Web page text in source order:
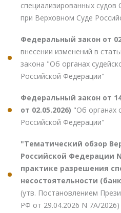
специализированных
при Верховном Суде
Федеральный закон от
внесении изменений в
закона "Об органах
Российской Федерации"
Федеральный закон от
от 02.05.2026) "Об органах
Российской Федерации"
"Тематический обзор
Российской Федерации
практике разрешения
несостоятельности
(утв. Постановлением
РФ от 29.04.2026 N 7А/2026)